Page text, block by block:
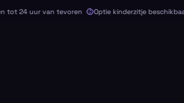
24 uur van tevoren Optie kinderzitje beschikbaar